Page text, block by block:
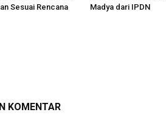
Sesuai Rencana
Madya dari IPDN
KOMENTAR